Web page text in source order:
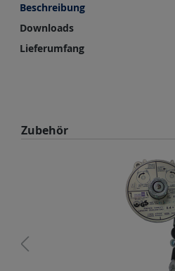
Beschreibung
Downloads
Lieferumfang
Produktgalerie überspringen
Zubehör